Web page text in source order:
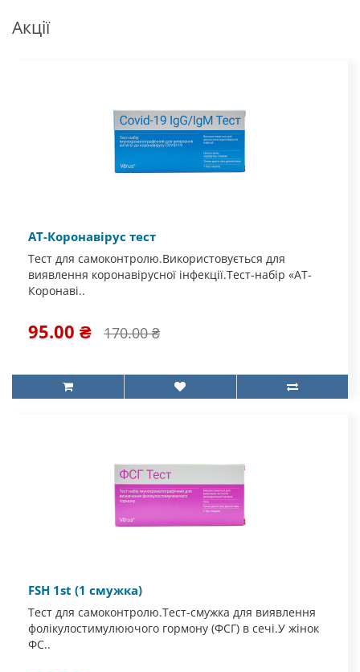
Акції
АТ-Коронавірус тест
Тест для самоконтролю.Використовується для
виявлення коронавірусної інфекції.Тест-набір «АТ-
Коронаві..
95.00 ₴ 170.00 ₴
FSH 1st (1 смужка)
Тест для самоконтролю.Тест-смужка для виявлення
фолікулостимулюючого гормону (ФСГ) в сечі.У жінок
ФС..